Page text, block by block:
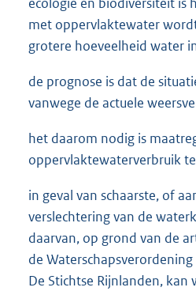
met oppervlaktewater
grotere hoeveelheid water
de prognose is dat de
vanwege de actuele
het daarom nodig is
oppervlaktewaterverbruik
in geval van schaarste, of
verslechtering van de
daarvan, op grond van de
de
De Stichtse Rijnlanden,